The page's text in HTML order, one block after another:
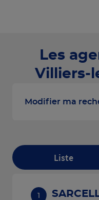
Les
Villiers-
Modifier ma
Liste
1